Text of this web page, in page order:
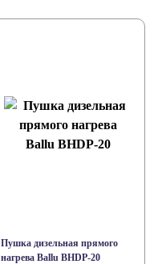
Пушка дизельная прямого
нагрева Ballu BHDP-20